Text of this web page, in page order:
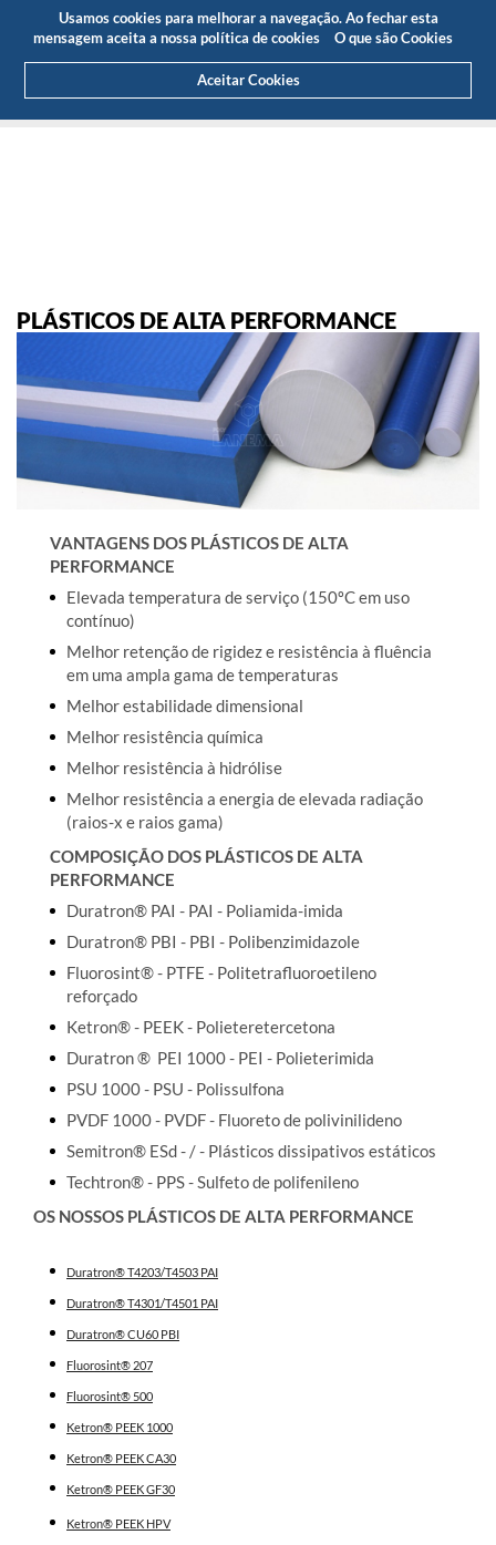
Usamos cookies para melhorar a navegação. Ao fechar esta
mensagem aceita a nossa política de cookies
O que são Cookies
Aceitar Cookies
Área Cliente
Orçamento(0)
PLÁSTICOS DE ALTA PERFORMANCE
VANTAGENS DOS PLÁSTICOS DE ALTA
PERFORMANCE
Elevada temperatura de serviço (150ºC em uso
contínuo)
Melhor retenção de rigidez e resistência à fluência
em uma ampla gama de temperaturas
Melhor estabilidade dimensional
Melhor resistência química
Melhor resistência à hidrólise
Melhor resistência a energia de elevada radiação
(raios-x e raios gama)
COMPOSIÇÃO DOS PLÁSTICOS DE ALTA
PERFORMANCE
Duratron® PAI - PAI - Poliamida-imida
Duratron® PBI - PBI - Polibenzimidazole
Fluorosint® - PTFE - Politetrafluoroetileno
reforçado
Ketron® - PEEK - Polieteretercetona
Duratron ® PEI 1000 - PEI - Polieterimida
PSU 1000 - PSU - Polissulfona
PVDF 1000 - PVDF - Fluoreto de polivinilideno
Semitron® ESd - / - Plásticos dissipativos estáticos
Techtron® - PPS - Sulfeto de polifenileno
OS NOSSOS PLÁSTICOS DE ALTA PERFORMANCE
Duratron® T4203/T4503 PAI
Duratron® T4301/T4501 PAI
Duratron® CU60 PBI
Fluorosint® 207
Fluorosint® 500
Ketron® PEEK 1000
Ketron® PEEK CA30
Ketron® PEEK GF30
Ketron® PEEK HPV